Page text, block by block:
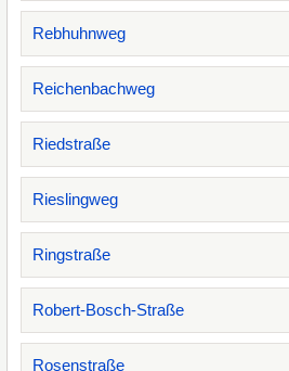
Rebhuhnweg
Reichenbachweg
Riedstraße
Rieslingweg
Ringstraße
Robert-Bosch-Straße
Rosenstraße